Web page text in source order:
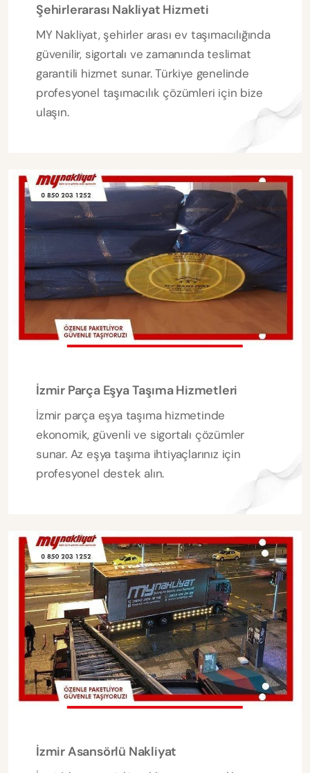
Şehirlerarası Nakliyat Hizmeti
MY Nakliyat, şehirler arası ev taşımacılığında
güvenilir, sigortalı ve zamanında teslimat
garantili hizmet sunar. Türkiye genelinde
profesyonel taşımacılık çözümleri için bize
ulaşın.
İzmir Parça Eşya Taşıma Hizmetleri
İzmir parça eşya taşıma hizmetinde
ekonomik, güvenli ve sigortalı çözümler
sunar. Az eşya taşıma ihtiyaçlarınız için
profesyonel destek alın.
İzmir Asansörlü Nakliyat